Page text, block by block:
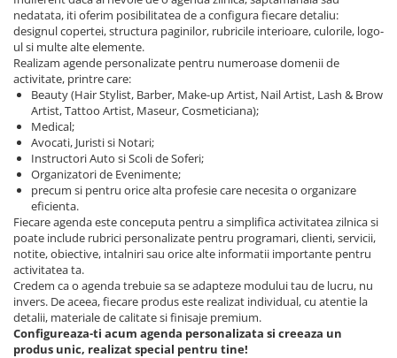
nedatata, iti oferim posibilitatea de a configura fiecare detaliu:
designul copertei, structura paginilor, rubricile interioare, culorile, logo-
ul si multe alte elemente.
Realizam agende personalizate pentru numeroase domenii de
activitate, printre care:
Beauty (Hair Stylist, Barber, Make-up Artist, Nail Artist, Lash & Brow
Artist, Tattoo Artist, Maseur, Cosmeticiana);
Medical;
Avocati, Juristi si Notari;
Instructori Auto si Scoli de Soferi;
Organizatori de Evenimente;
precum si pentru orice alta profesie care necesita o organizare
eficienta.
Fiecare agenda este conceputa pentru a simplifica activitatea zilnica si
poate include rubrici personalizate pentru programari, clienti, servicii,
notite, obiective, intalniri sau orice alte informatii importante pentru
activitatea ta.
Credem ca o agenda trebuie sa se adapteze modului tau de lucru, nu
invers. De aceea, fiecare produs este realizat individual, cu atentie la
detalii, materiale de calitate si finisaje premium.
Configureaza-ti acum agenda personalizata si creeaza un
produs unic, realizat special pentru tine!